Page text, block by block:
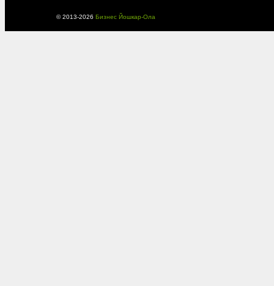
© 2013-2026 Бизнес Йошкар-Ола